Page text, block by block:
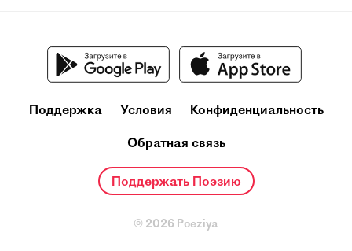
Поддержка Условия Конфиденциальность
Обратная связь
Поддержать Поэзию
© 2026 Poeziya